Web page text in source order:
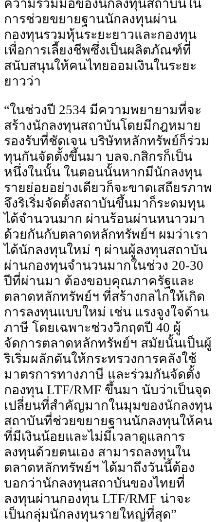
ความร่วมมือของนักลงทุนสถาบันใน
การช่วยขยายฐานนักลงทุนผ่าน
กองทุนรวมหุ้นระยะยาวและกองทุน
เพื่อการเลี้ยงชีพซึ่งเป็นผลิตภัณฑ์ที่
สนับสนุนให้คนไทยออมเงินในระยะ
ยาวว่า
“ในช่วงปี 2534 มีความพยายามที่จะ
สร้างนักลงทุนสถาบันโดยมีกฎหมาย
รองรับที่ชัดเจน บริษัทหลักทรัพย์ก็ร่วม
ทุนกันจัดตั้งขึ้นมา บลจ.กสิกรก็เป็น
หนึ่งในนั้น ในตอนนั้นหากมีนักลงทุน
รายย่อยอย่างเดียวก็จะขาดเสถียรภาพ
จึงริเริ่มจัดตั้งสถาบันขึ้นมาก็ระดมทุน
ได้จํานวนมาก ผ่านร้อนผ่านหนาวมา
ด้วยกันกับตลาดหลักทรัพย์ฯ ผมว่าเรา
ได้นักลงทุนใหม่ ๆ ผ่านผู้ลงทุนสถาบัน
ผ่านกองทุนจํานวนมากในช่วง 20-30
ปีที่ผ่านมา ต้องขอบคุณภาครัฐและ
ตลาดหลักทรัพย์ฯ ที่สร้างกลไกให้เกิด
การลงทุนแบบใหม่ เช่น แรงจูงใจด้าน
ภาษี โดยเฉพาะช่วงวิกฤตปี 40 ผู้
จัดการตลาดหลักทรัพย์ฯ สมัยนั้นเป็นผู้
ริเริ่มผลักดันให้กระทรวงการคลังใช้
มาตรการทางภาษี และร่วมกันจัดตั้ง
กองทุน LTF/RMF ขึ้นมา นับว่าเป็นจุด
เปลี่ยนที่สําคัญมากในมุมของนักลงทุน
สถาบันที่ช่วยขยายฐานนักลงทุนให้คน
ที่มีเงินน้อยและไม่มีเวลาดูแลการ
ลงทุนด้วยตนเอง สามารถลงทุนใน
ตลาดหลักทรัพย์ฯ ได้มาถึงวันนี้ต้อง
บอกว่านักลงทุนสถาบันของไทยที่
ลงทุนผ่านกองทุน LTF/RMF น่าจะ
เป็นกลุ่มนักลงทุนรายใหญ่ที่สุด”